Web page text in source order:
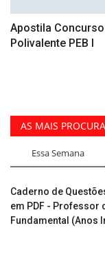
Apostila Concurso
Polivalente PEB I
AS MAIS
Essa Semana
Caderno de
em PDF - Professor
Fundamental (Anos